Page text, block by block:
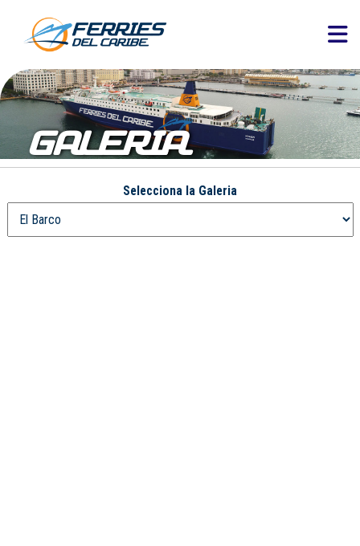
GALERIA
Selecciona la Galeria